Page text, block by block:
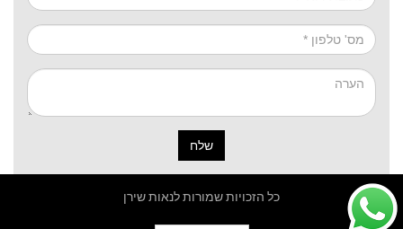
שלח
כל הזכויות שמורות לנאות שירן